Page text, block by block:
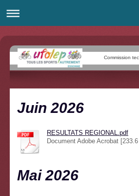
Commission
Juin 2026
RESULTATS REGIONAL.pdf
Document Adobe Acrobat
Mai 2026